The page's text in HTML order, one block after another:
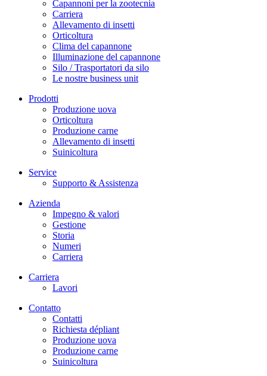
Capannoni per la zootecnia
Carriera
Allevamento di insetti
Orticoltura
Clima del capannone
Illuminazione del capannone
Silo / Trasportatori da silo
Le nostre business unit
Prodotti
Produzione uova
Orticoltura
Produzione carne
Allevamento di insetti
Suinicoltura
Service
Supporto & Assistenza
Azienda
Impegno & valori
Gestione
Storia
Numeri
Carriera
Carriera
Lavori
Contatto
Contatti
Richiesta dépliant
Produzione uova
Produzione carne
Suinicoltura